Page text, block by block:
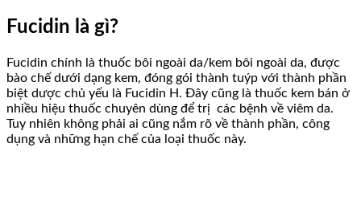
Fucidin là gì?
Fucidin chính là thuốc bôi ngoài da/kem bôi ngoài da, được
bào chế dưới dạng kem, đóng gói thành tuýp với thành phần
biệt dược chủ yếu là Fucidin H. Đây cũng là thuốc kem bán ở
nhiều hiệu thuốc chuyên dùng để trị các bệnh về viêm da.
Tuy nhiên không phải ai cũng nắm rõ về thành phần, công
dụng và những hạn chế của loại thuốc này.